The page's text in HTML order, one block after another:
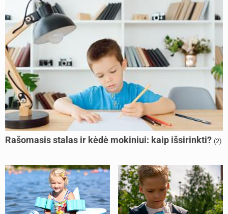
Rašomasis stalas ir kėdė mokiniui: kaip išsirinkti? (2)